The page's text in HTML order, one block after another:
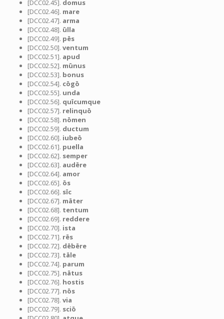
[DCC02.45]. domus
[DCC02.46]. mare
[DCC02.47]. arma
[DCC02.48]. ūlla
[DCC02.49]. pēs
[DCC02.50]. ventum
[DCC02.51]. apud
[DCC02.52]. mūnus
[DCC02.53]. bonus
[DCC02.54]. cōgō
[DCC02.55]. unda
[DCC02.56]. quīcumque
[DCC02.57]. relinquō
[DCC02.58]. nōmen
[DCC02.59]. ductum
[DCC02.60]. iubeō
[DCC02.61]. puella
[DCC02.62]. semper
[DCC02.63]. audēre
[DCC02.64]. amor
[DCC02.65]. ōs
[DCC02.66]. sīc
[DCC02.67]. māter
[DCC02.68]. tentum
[DCC02.69]. reddere
[DCC02.70]. ista
[DCC02.71]. rēs
[DCC02.72]. dēbēre
[DCC02.73]. tāle
[DCC02.74]. parum
[DCC02.75]. nātus
[DCC02.76]. hostis
[DCC02.77]. nōs
[DCC02.78]. via
[DCC02.79]. sciō